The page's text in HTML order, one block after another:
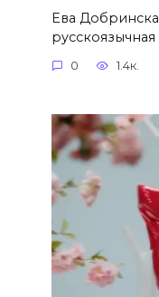
Ева
0 1.4к.